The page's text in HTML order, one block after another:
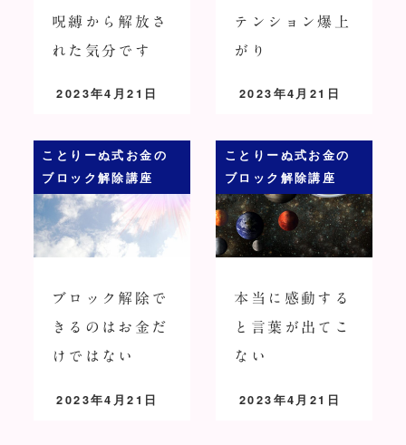
呪縛から解放さ
れた気分です
投稿日
2023年4月21日
テンション爆上
がり
投稿日
2023年4月21日
ことりーぬ式お金の
ブロック解除講座
ブロック解除で
きるのはお金だ
けではない
投稿日
2023年4月21日
ことりーぬ式お金の
ブロック解除講座
本当に感動する
と言葉が出てこ
ない
投稿日
2023年4月21日